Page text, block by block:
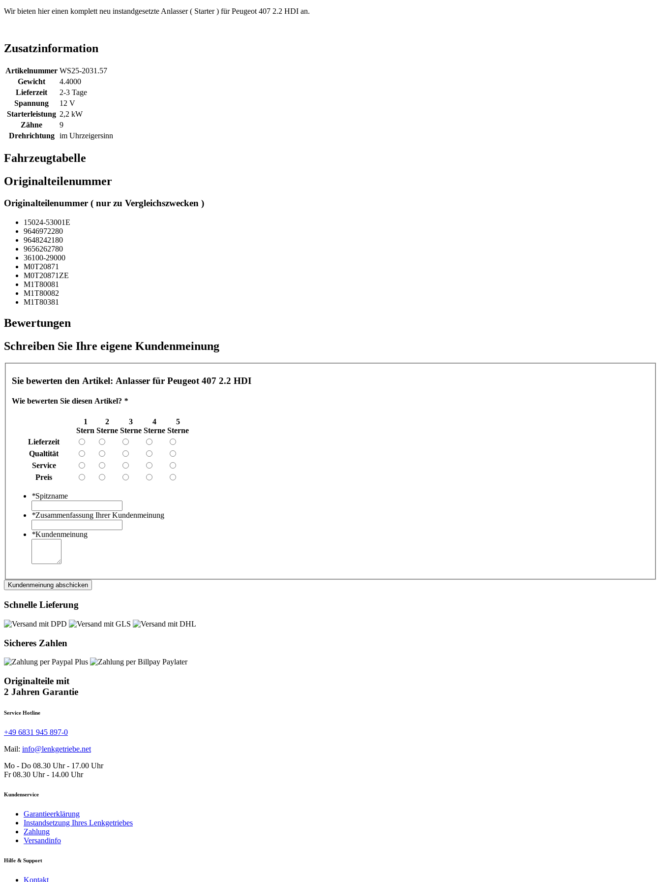
Wir bieten hier einen komplett neu instandgesetzte Anlasser ( Starter ) für Peugeot 407 2.2 HDI an.
Zusatzinformation
Artikelnummer WS25-2031.57
Gewicht
4.4000
Lieferzeit
2-3 Tage
Spannung
12 V
Starterleistung 2,2 kW
Zähne
9
Drehrichtung
im Uhrzeigersinn
Fahrzeugtabelle
Originalteilenummer
Originalteilenummer ( nur zu Vergleichszwecken )
15024-53001E
9646972280
9648242180
9656262780
36100-29000
M0T20871
M0T20871ZE
M1T80081
M1T80082
M1T80381
Bewertungen
Schreiben Sie Ihre eigene Kundenmeinung
Sie bewerten den Artikel: Anlasser für Peugeot 407 2.2 HDI
Wie bewerten Sie diesen Artikel? *
1
Stern
2
Sterne
3
Sterne
4
Sterne
5
Sterne
Lieferzeit
Qualtität
Service
Preis
*Spitzname
*Zusammenfassung Ihrer Kundenmeinung
*Kundenmeinung
Kundenmeinung abschicken
Schnelle Lieferung
Sicheres Zahlen
Originalteile mit
2 Jahren Garantie
Service Hotline
+49 6831 945 897-0
Mail: info@lenkgetriebe.net
Mo - Do 08.30 Uhr - 17.00 Uhr
Fr 08.30 Uhr - 14.00 Uhr
Kundenservice
Garantieerklärung
Instandsetzung Ihres Lenkgetriebes
Zahlung
Versandinfo
Hilfe & Support
Kontakt